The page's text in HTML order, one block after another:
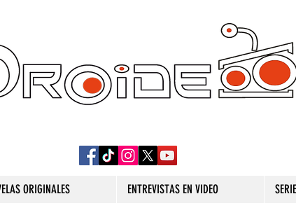
ORIGINALES ENTREVISTAS EN VIDEO